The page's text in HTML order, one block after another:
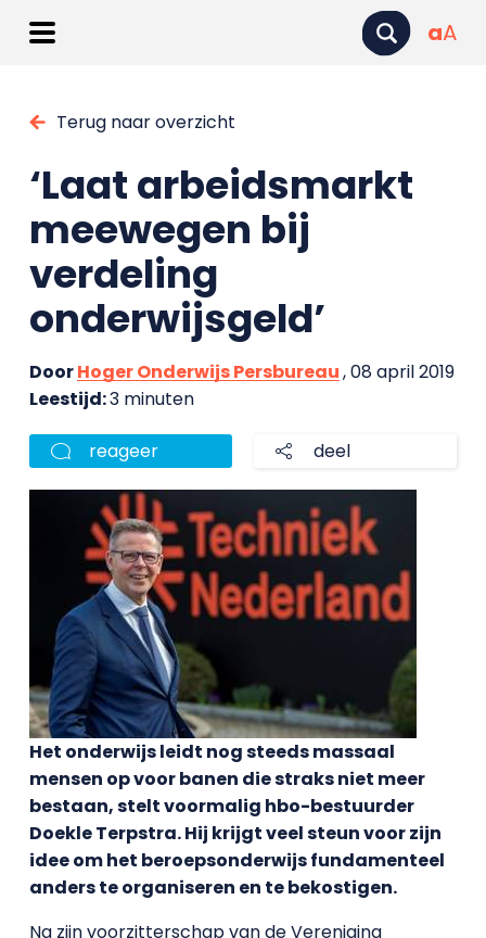
aA
Terug naar overzicht
‘Laat arbeidsmarkt
meewegen bij
verdeling
onderwijsgeld’
DoorHoger Onderwijs Persbureau, 08 april 2019
Leestijd:3 minuten
reageer deel
Het onderwijs leidt nog steeds massaal
mensen op voor banen die straks niet meer
bestaan, stelt voormalig hbo-bestuurder
Doekle Terpstra. Hij krijgt veel steun voor zijn
idee om het beroepsonderwijs fundamenteel
anders te organiseren en te bekostigen.
Na zijn voorzitterschap van de Vereniging